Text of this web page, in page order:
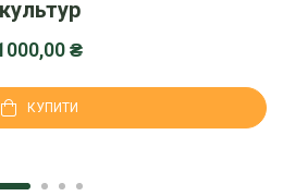
культур
₴
КУПИТИ